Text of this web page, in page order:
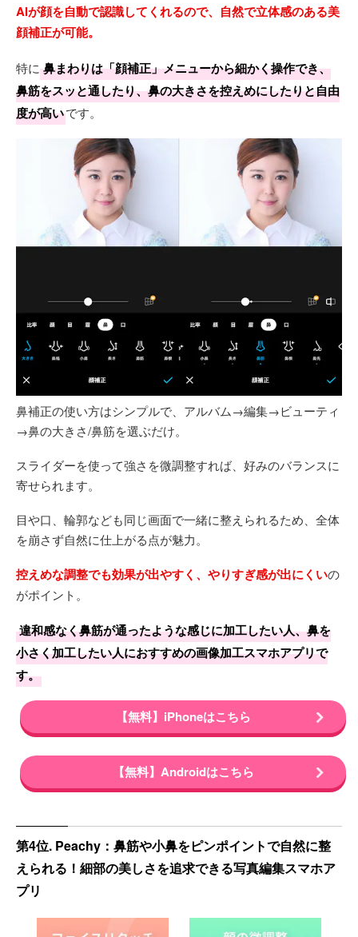
AIが顔を自動で認識してくれるので、自然で立体感のある美
顔補正が可能。
特に 鼻まわりは「顔補正」メニューから細かく操作でき、
鼻筋をスッと通したり、鼻の大きさを控えめにしたりと自由
度が高いです。
鼻補正の使い方はシンプルで、アルバム→編集→ビューティ
→鼻の大きさ/鼻筋を選ぶだけ。
スライダーを使って強さを微調整すれば、好みのバランスに
寄せられます。
目や口、輪郭なども同じ画面で一緒に整えられるため、全体
を崩さず自然に仕上がる点が魅力。
控えめな調整でも効果が出やすく、やりすぎ感が出にくいの
がポイント。
違和感なく鼻筋が通ったような感じに加工したい人、鼻を
小さく加工したい人におすすめの画像加工スマホアプリで
す。
【無料】iPhoneはこちら
【無料】Androidはこちら
第4位. Peachy：鼻筋や小鼻をピンポイントで自然に整
えられる！細部の美しさを追求できる写真編集スマホア
プリ